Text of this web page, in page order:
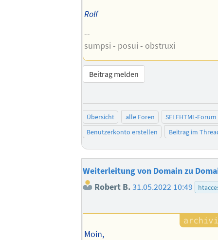
Rolf
--
sumpsi - posui - obstruxi
Beitrag melden
Übersicht alle Foren
SELFHTML-Forum
Benutzerkonto erstellen
Beitrag im
Weiterleitung von Domain zu
Robert B.31.05.2022 10:49
Moin,